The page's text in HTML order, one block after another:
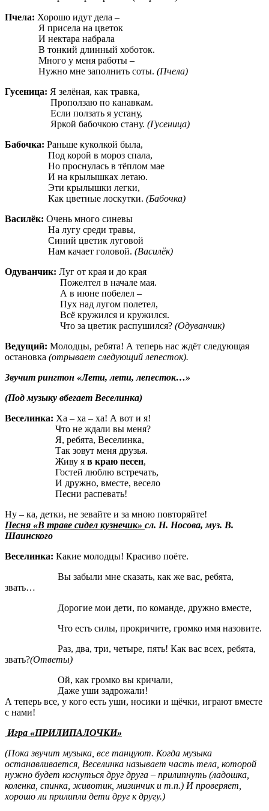
Пчела: Хорошо идут дела –
Я присела на цветок
И нектара набрала
В тонкий длинный хоботок.
Много у меня работы –
Нужно мне заполнить соты. (Пчела)
Гусеница: Я зелёная, как травка,
Проползаю по канавкам.
Если ползать я устану,
Яркой бабочкою стану. (Гусеница)
Бабочка: Раньше куколкой была,
Под корой в мороз спала,
Но проснулась в тёплом мае
И на крылышках летаю.
Эти крылышки легки,
Как цветные лоскутки. (Бабочка)
Василёк: Очень много синевы
На лугу среди травы,
Синий цветик луговой
Нам качает головой. (Василёк)
Одуванчик: Луг от края и до края
Пожелтел в начале мая.
А в июне побелел –
Пух над лугом полетел,
Всё кружился и кружился.
Что за цветик распушился? (Одуванчик)
Ведущий: Молодцы, ребята! А теперь нас ждёт следующая
остановка (отрывает следующий лепесток).
Звучит рингтон «Лети, лети, лепесток…»
(Под музыку вбегает Веселинка)
Веселинка: Ха – ха – ха! А вот и я!
Что не ждали вы меня?
Я, ребята, Веселинка,
Так зовут меня друзья.
Живу я в краю песен,
Гостей люблю встречать,
И дружно, вместе, весело
Песни распевать!
Ну – ка, детки, не зевайте и за мною повторяйте!
Песня «В траве сидел кузнечик» сл. Н. Носова, муз. В.
Шаинского
Веселинка: Какие молодцы! Красиво поёте.
Вы забыли мне сказать, как же вас, ребята,
звать…
Дорогие мои дети, по команде, дружно вместе,
Что есть силы, прокричите, громко имя назовите.
Раз, два, три, четыре, пять! Как вас всех, ребята,
звать?(Ответы)
Ой, как громко вы кричали,
Даже уши задрожали!
А теперь все, у кого есть уши, носики и щёчки, играют вместе
с нами!
Игра «ПРИЛИПАЛОЧКИ»
(Пока звучит музыка, все танцуют. Когда музыка
останавливается, Веселинка называет часть тела, которой
нужно будет коснуться друг друга – прилипнуть (ладошка,
коленка, спинка, животик, мизинчик и т.п.) И проверяет,
хорошо ли прилипли дети друг к другу.)